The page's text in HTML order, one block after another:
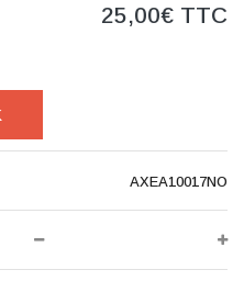
25,00€ TTC
AXEA10017NO